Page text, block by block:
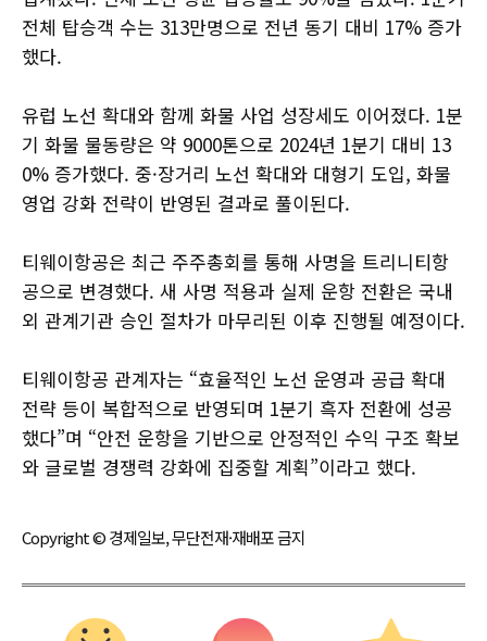
전체 탑승객 수는 313만명으로 전년 동기 대비 17% 증가
했다.
유럽 노선 확대와 함께 화물 사업 성장세도 이어졌다. 1분
기 화물 물동량은 약 9000톤으로 2024년 1분기 대비 13
0% 증가했다. 중·장거리 노선 확대와 대형기 도입, 화물
영업 강화 전략이 반영된 결과로 풀이된다.
티웨이항공은 최근 주주총회를 통해 사명을 트리니티항
공으로 변경했다. 새 사명 적용과 실제 운항 전환은 국내
외 관계기관 승인 절차가 마무리된 이후 진행될 예정이다.
티웨이항공 관계자는 “효율적인 노선 운영과 공급 확대
전략 등이 복합적으로 반영되며 1분기 흑자 전환에 성공
했다”며 “안전 운항을 기반으로 안정적인 수익 구조 확보
와 글로벌 경쟁력 강화에 집중할 계획”이라고 했다.
Copyright © 경제일보, 무단전재·재배포 금지